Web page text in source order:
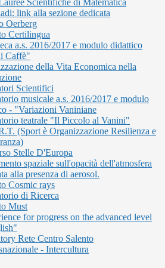
Scientifiche di Matematica
link alla sezione dedicata
Oerberg
Certilingua
a.s. 2016/2017 e modulo didattico
Caffè"
della Vita Economica nella
Scientifici
musicale a.s. 2016/2017 e modulo
- "Variazioni Vaniniane
teatrale "Il Piccolo al Vanini"
(Sport è Organizzazione Resilienza e
Stelle D'Europa
spaziale sull'opacità dell'atmosfera
alla presenza di aerosol.
Cosmic rays
di Ricerca
Must
for progress on the advanced level
Rete Centro Salento
- Intercultura